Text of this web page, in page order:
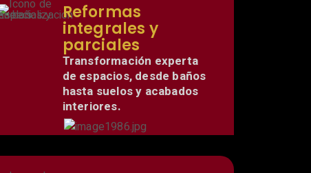
Reformas
integrales y
parciales
Transformación experta
de espacios, desde baños
hasta suelos y acabados
interiores.